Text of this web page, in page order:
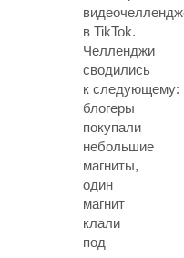
в TikTok.
Челленджи
сводились
к следующему:
блогеры
покупали
небольшие
магниты,
один
магнит
клали
под